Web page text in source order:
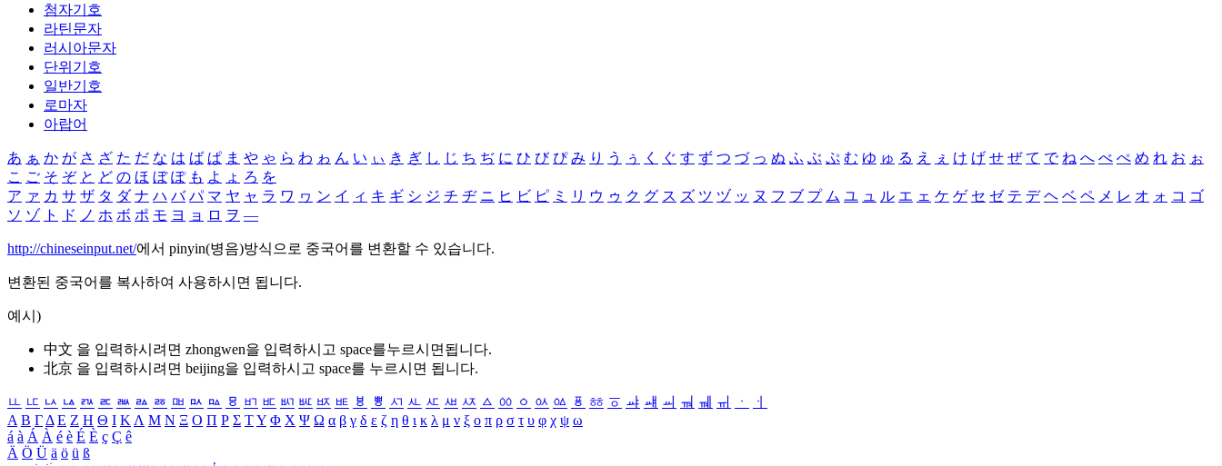
첨자기호
라틴문자
러시아문자
단위기호
일반기호
로마자
아랍어
あ ぁ か が さ ざ た だ な は ば ぱ ま や ゃ ら わ ゎ ん い ぃ き ぎ し じ ち ぢ に ひ び ぴ み り う ぅ く ぐ す ず つ づ っ ぬ ふ ぶ ぷ む ゆ ゅ る え ぇ け げ せ ぜ て で ね へ べ ぺ め れ お ぉ
こ ご そ ぞ と ど の ほ ぼ ぽ も よ ょ ろ を
ア ァ カ サ ザ タ ダ ナ ハ バ パ マ ヤ ャ ラ ワ ヮ ン イ ィ キ ギ シ ジ チ ヂ ニ ヒ ビ ピ ミ リ ウ ゥ ク グ ス ズ ツ ヅ ッ ヌ フ ブ プ ム ユ ュ ル エ ェ ケ ゲ セ ゼ テ デ ヘ ベ ペ メ レ オ ォ コ ゴ
ソ ゾ ト ド ノ ホ ボ ポ モ ヨ ョ ロ ヲ ―
http://chineseinput.net/에서 pinyin(병음)방식으로 중국어를 변환할 수 있습니다.
변환된 중국어를 복사하여 사용하시면 됩니다.
예시)
中文 을 입력하시려면 zhongwen을 입력하시고 space를누르시면됩니다.
北京 을 입력하시려면 beijing을 입력하시고 space를 누르시면 됩니다.
ㅥ ㅦ ㅧ ㅨ ㅩ ㅪ ㅫ ㅬ ㅭ ㅮ ㅯ ㅰ ㅱ ㅲ ㅳ ㅴ ㅵ ㅶ ㅷ ㅸ ㅹ ㅺ ㅻ ㅼ ㅽ ㅾ ㅿ ㆀ ㆁ ㆂ ㆃ ㆄ ㆅ ㆆ ㆇ ㆈ ㆉ ㆊ ㆋ ㆌ ㆍ
ㆎ
Α Β ΓΔ Ε Ζ Η Θ Ι ΚΛ Μ Ν Ξ Ο Π Ρ Σ ΤΥ Φ Χ Ψ Ω α β γ δ ε ζ η θ ι κ λ μ ν ξ ο π ρ σ τ υ φ χ ψ ω
á à Á À é è É È ç Ç ê
Ä Ö Ü ä ö ü ß